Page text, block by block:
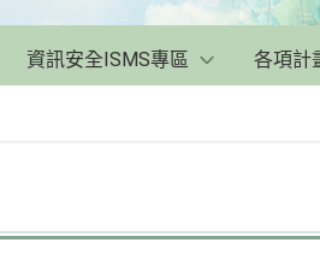
資訊安全ISMS專區 各項計